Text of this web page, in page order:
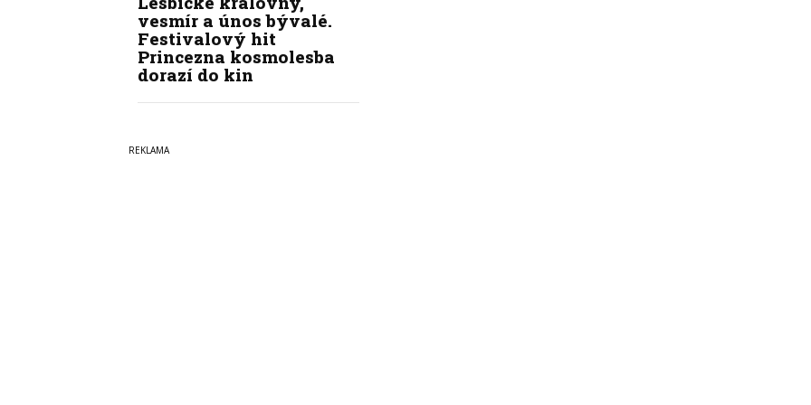
vesmír a únos bývalé.
Festivalový hit
Princezna kosmolesba
dorazí do kin